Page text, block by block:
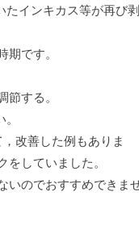
たインキカス等が再び剥
です。
する。
改善した例もありま
していました。
いのでおすすめできま